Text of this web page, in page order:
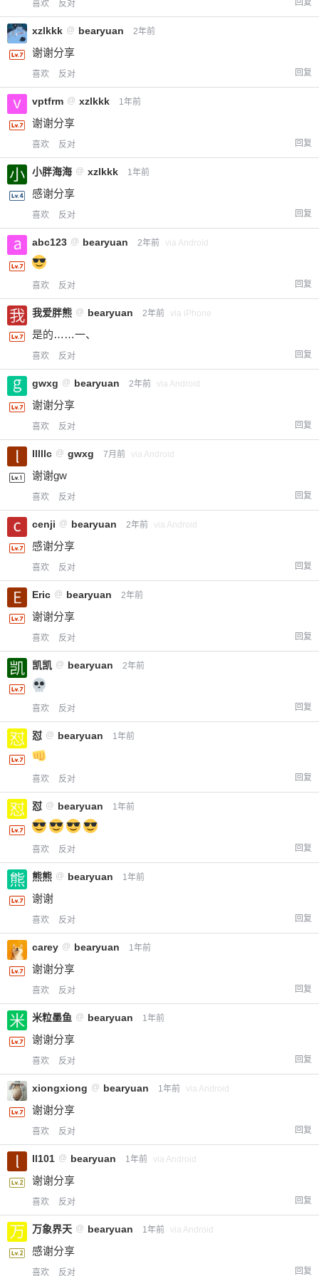
2 5 10
付费内容
喜欢 反对
xzlkkk @ bearyuan 2年前
谢谢分享
喜欢 反对 回复
vptfrm @ xzlkkk 1年前
谢谢分享
喜欢 反对 回复
小胖海海 @ xzlkkk 1年前
感谢分享
喜欢 反对 回复
abc123 @ bearyuan 2年前 via Android
喜欢 反对 回复
我爱胖熊 @ bearyuan 2年前 via iPhone
是的……一、
喜欢 反对 回复
gwxg @ bearyuan 2年前 via Android
谢谢分享
喜欢 反对 回复
lllllc @ gwxg 7月前 via Android
谢谢gw
喜欢 反对 回复
cenji @ bearyuan 2年前 via Android
感谢分享
喜欢 反对 回复
Eric @ bearyuan 2年前
谢谢分享
喜欢 反对 回复
凯凯 @ bearyuan 2年前
喜欢 反对 回复
怼 @ bearyuan 1年前
喜欢 反对 回复
怼 @ bearyuan 1年前
喜欢 反对 回复
熊熊 @ bearyuan 1年前
谢谢
喜欢 反对 回复
carey @ bearyuan 1年前
谢谢分享
喜欢 反对 回复
米粒墨鱼 @ bearyuan 1年前
谢谢分享
喜欢 反对 回复
xiongxiong @ bearyuan 1年前 via Android
谢谢分享
喜欢 反对 回复
ll101 @ bearyuan 1年前 via Android
谢谢分享
喜欢 反对 回复
万象界天 @ bearyuan 1年前 via Android
感谢分享
喜欢 反对 回复
您没有权限发布内容，请购买会员或者提升权
限。